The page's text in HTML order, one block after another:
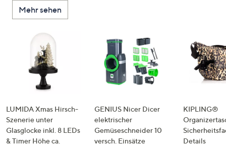
Mehr sehen
LUMIDA Xmas Hirsch-
Szenerie unter
Glasglocke inkl. 8 LEDs
& Timer Höhe ca.
GENIUS Nicer Dicer
elektrischer
Gemüseschneider 10
versch. Einsätze
KIPLING®
Details